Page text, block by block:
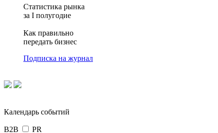
Статистика рынка
за I полугодие
Как правильно
передать бизнес
Подписка на журнал
Календарь событий
B2B PR